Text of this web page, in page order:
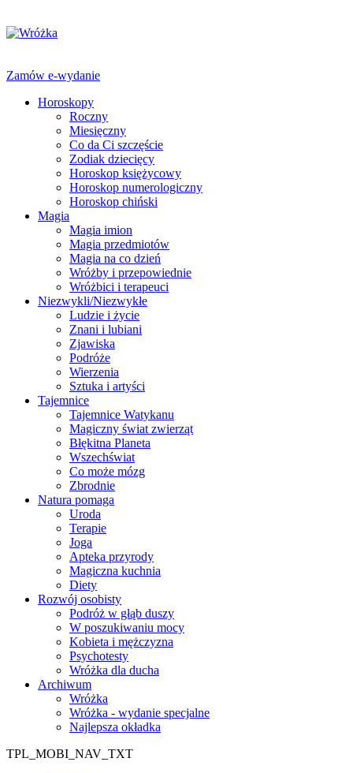
Zamów e-wydanie
Horoskopy
Roczny
Miesięczny
Co da Ci szczęście
Zodiak dziecięcy
Horoskop księżycowy
Horoskop numerologiczny
Horoskop chiński
Magia
Magia imion
Magia przedmiotów
Magia na co dzień
Wróżby i przepowiednie
Wróżbici i terapeuci
Niezwykli/Niezwykłe
Ludzie i życie
Znani i lubiani
Zjawiska
Podróże
Wierzenia
Sztuka i artyści
Tajemnice
Tajemnice Watykanu
Magiczny świat zwierząt
Błękitna Planeta
Wszechświat
Co może mózg
Zbrodnie
Natura pomaga
Uroda
Terapie
Joga
Apteka przyrody
Magiczna kuchnia
Diety
Rozwój osobisty
Podróż w głąb duszy
W poszukiwaniu mocy
Kobieta i mężczyzna
Psychotesty
Wróżka dla ducha
Archiwum
Wróżka
Wróżka - wydanie specjalne
Najlepsza okładka
TPL_MOBI_NAV_TXT